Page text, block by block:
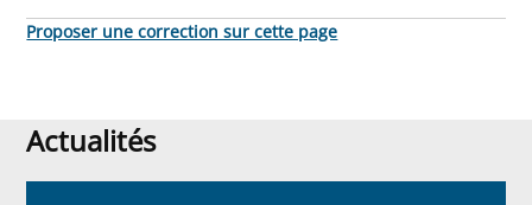
Proposer une correction sur cette page
Actualités
Actualités